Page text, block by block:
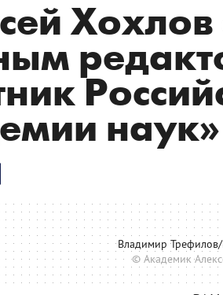
наук»
Владимир
© Академик